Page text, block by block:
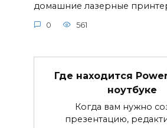
домашние лазерные
0 561
Где находится
ноутбуке
Когда вам нужно
презентацию,